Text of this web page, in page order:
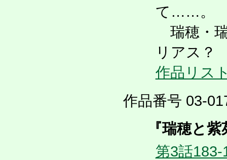
て……。
瑞穂・
リアス？
作品リス
作品番号 03-
『瑞穂と
第3話183-